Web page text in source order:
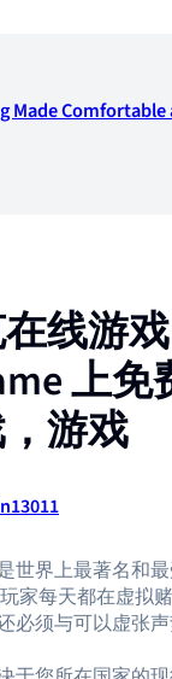
Made Comfortable
线游
上免
游戏
世界上最著名和
家每天都在虚拟
必须与可以虚张